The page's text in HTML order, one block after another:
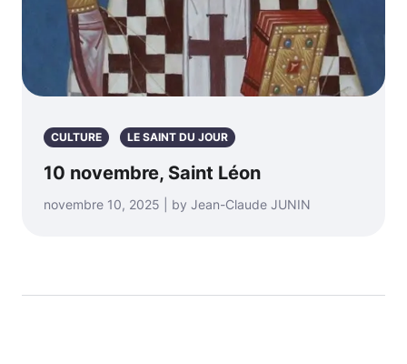
CULTURE LE SAINT DU JOUR
10 novembre, Saint Léon
novembre 10, 2025 | by Jean-Claude JUNIN